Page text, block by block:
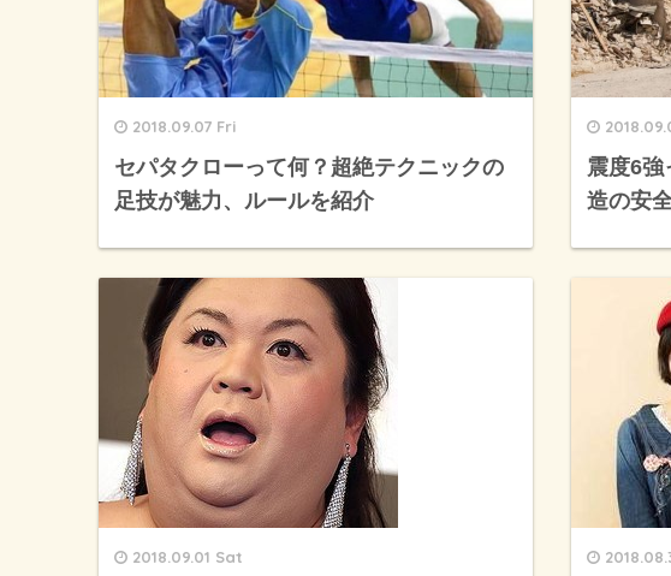
2018.09.07 Fri
セパタクローって何？超絶テクニックの
足技が魅力、ルールを紹介
震度6強
造の安
2018.09.01 Sat